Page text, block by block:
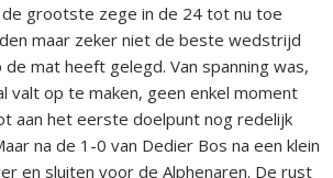
grootste zege in de 24 tot nu toe
maar zeker niet de beste wedstrijd
de mat heeft gelegd. Van spanning was,
valt op te maken, geen enkel moment
aan het eerste doelpunt nog redelijk
na de 1-0 van Dedier Bos na een klein
en sluiten voor de Alphenaren. De rust